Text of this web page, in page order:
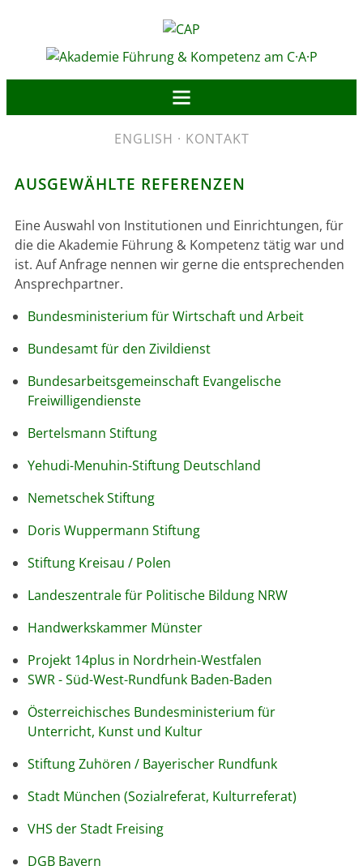
ENGLISH · KONTAKT
AUSGEWÄHLTE REFERENZEN
Eine Auswahl von Institutionen und Einrichtungen, für
die die Akademie Führung & Kompetenz tätig war und
ist. Auf Anfrage nennen wir gerne die entsprechenden
Ansprechpartner.
Bundesministerium für Wirtschaft und Arbeit
Bundesamt für den Zivildienst
Bundesarbeitsgemeinschaft Evangelische
Freiwilligendienste
Bertelsmann Stiftung
Yehudi-Menuhin-Stiftung Deutschland
Nemetschek Stiftung
Doris Wuppermann Stiftung
Stiftung Kreisau / Polen
Landeszentrale für Politische Bildung NRW
Handwerkskammer Münster
Projekt 14plus in Nordrhein-Westfalen
SWR - Süd-West-Rundfunk Baden-Baden
Österreichisches Bundesministerium für
Unterricht, Kunst und Kultur
Stiftung Zuhören / Bayerischer Rundfunk
Stadt München (Sozialreferat, Kulturreferat)
VHS der Stadt Freising
DGB Bayern